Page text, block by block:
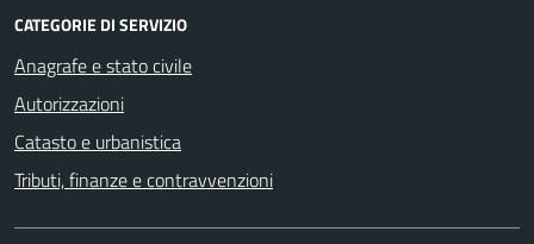
CATEGORIE DI SERVIZIO
Anagrafe e stato civile
Autorizzazioni
Catasto e urbanistica
Tributi, finanze e contravvenzioni